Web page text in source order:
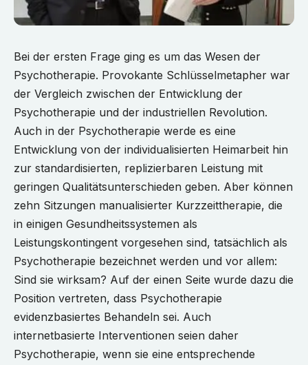
Bei der ersten Frage ging es um das Wesen der
Psychotherapie. Provokante Schlüsselmetapher war
der Vergleich zwischen der Entwicklung der
Psychotherapie und der industriellen Revolution.
Auch in der Psychotherapie werde es eine
Entwicklung von der individualisierten Heimarbeit hin
zur standardisierten, replizierbaren Leistung mit
geringen Qualitätsunterschieden geben. Aber können
zehn Sitzungen manualisierter Kurzzeittherapie, die
in einigen Gesundheitssystemen als
Leistungskontingent vorgesehen sind, tatsächlich als
Psychotherapie bezeichnet werden und vor allem:
Sind sie wirksam? Auf der einen Seite wurde dazu die
Position vertreten, dass Psychotherapie
evidenzbasiertes Behandeln sei. Auch
internetbasierte Interventionen seien daher
Psychotherapie, wenn sie eine entsprechende